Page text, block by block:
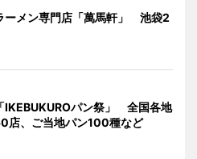
ーメン専門店「萬馬軒」 池袋2
IKEBUKUROパン祭」 全国各地
店、ご当地パン100種など